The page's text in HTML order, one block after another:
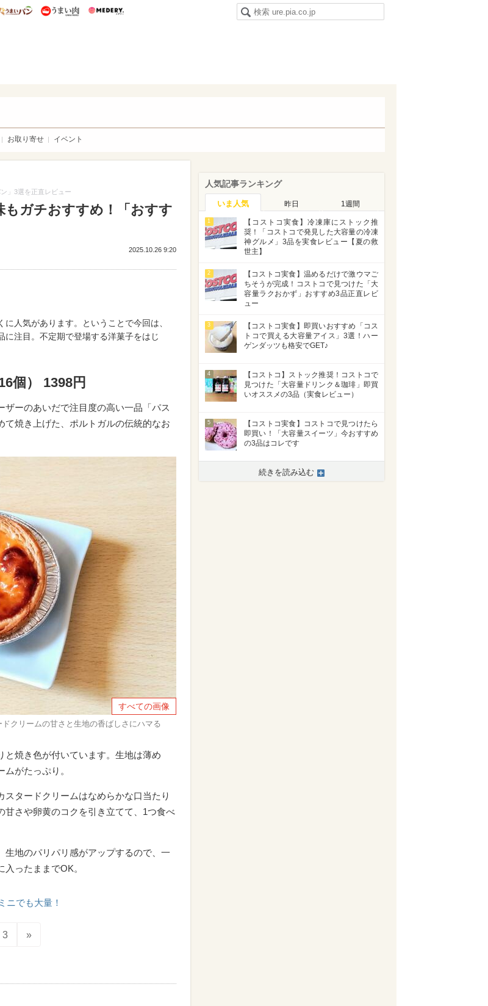
特集
まいめし うまいパン うまい肉
お取り寄せ イベント
」3選を正直レビュー
もガチおすすめ！「おすす
2025.10.26 9:20
人気があります。ということで今回は、
に注目。不定期で登場する洋菓子をはじ
個） 1398円
ーのあいだで注目度の高い一品「パス
焼き上げた、ポルトガルの伝統的なお
すべての画像
クリームの甘さと生地の香ばしさにハマる
と焼き色が付いています。生地は薄め
がたっぷり。
タードクリームはなめらかな口当たり
さや卵黄のコクを引き立てて、1つ食べ
地のパリパリ感がアップするので、一
ったままでOK。
ニでも大量！
3 »
人気記事ランキング
いま人気 昨日 1週間
1
【コストコ実食】冷凍庫にストック推
奨！「コストコで発見した大容量の冷凍
神グルメ」3品を実食レビュー【夏の救
世主】
2
【コストコ実食】温めるだけで激ウマご
ちそうが完成！コストコで見つけた「大
容量ラクおかず」おすすめ3品正直レビ
ュー
3
【コストコ実食】即買いおすすめ「コス
トコで買える大容量アイス」3選！ハー
ゲンダッツも格安でGET♪
4
【コストコ】ストック推奨！コストコで
見つけた「大容量ドリンク＆珈琲」即買
いオススメの3品（実食レビュー）
5
【コストコ実食】コストコで見つけたら
即買い！「大容量スイーツ」今おすすめ
の3品はコレです
続きを読み込む